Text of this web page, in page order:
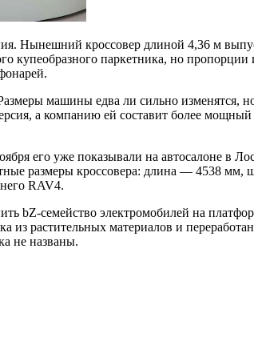
Нынешний кроссовер длиной 4,36 м
купеобразного паркетника, но
машины едва ли сильно изменятся,
а компанию ей составит более
его уже показывали на автосалоне в
размеры кроссовера: длина — 4538
RAV4.
bZ-семейство электромобилей на
растительных материалов и
не названы.